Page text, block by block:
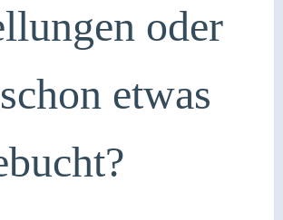
oder
etwas